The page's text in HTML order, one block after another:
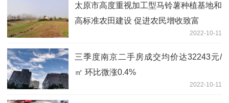
太原市高度重视加工型马铃薯种植基地和
高标准农田建设 促进农民增收致富
2022-10-11
三季度南京二手房成交均价达32243元/
㎡ 环比微涨0.4%
2022-10-11